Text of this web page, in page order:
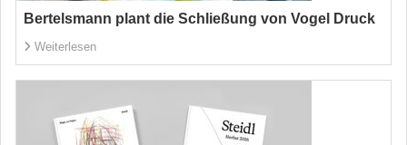
Bertelsmann plant die Schließung von Vogel Druck
Weiterlesen